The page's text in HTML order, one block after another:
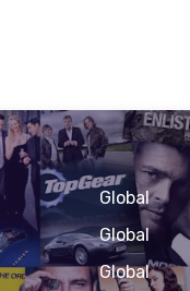
Global
Global
Global